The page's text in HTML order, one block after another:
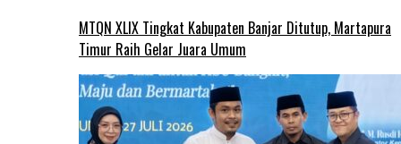
MTQN XLIX Tingkat Kabupaten Banjar Ditutup, Martapura
Timur Raih Gelar Juara Umum